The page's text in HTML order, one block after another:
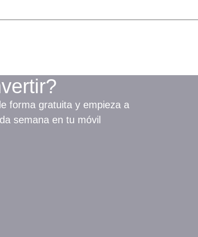
forma gratuita y empieza a
semana en tu móvil